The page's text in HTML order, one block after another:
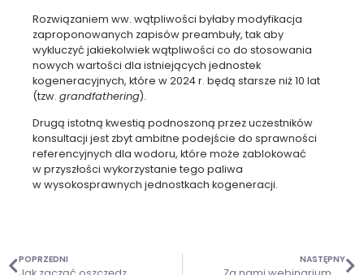
Rozwiązaniem ww. wątpliwości byłaby modyfikacja
zaproponowanych zapisów preambuły, tak aby
wykluczyć jakiekolwiek wątpliwości co do stosowania
nowych wartości dla istniejących jednostek
kogeneracyjnych, które w 2024 r. będą starsze niż 10 lat
(tzw. grandfathering).
Drugą istotną kwestią podnoszoną przez uczestników
konsultacji jest zbyt ambitne podejście do sprawności
referencyjnych dla wodoru, które może zablokować
w przyszłości wykorzystanie tego paliwa
w wysokosprawnych jednostkach kogeneracji.
POPRZEDNI NASTĘPNY